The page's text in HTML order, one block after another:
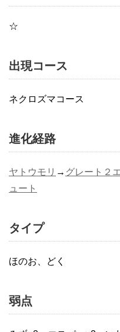
☆
出現コース
ネクロズマコース
進化経路
ヤトウモリ → グレート２
ュート
タイプ
ほのお、どく
弱点